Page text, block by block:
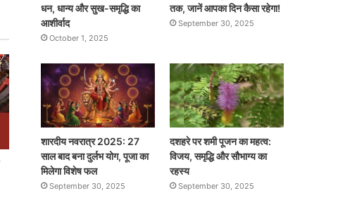
धन, धान्य और सुख-समृद्धि का
आशीर्वाद
October 1, 2025
तक, जानें आपका दिन कैसा रहेगा!
September 30, 2025
शारदीय नवरात्र 2025: 27
साल बाद बना दुर्लभ योग, पूजा का
मिलेगा विशेष फल
September 30, 2025
दशहरे पर शमी पूजन का महत्व:
विजय, समृद्धि और सौभाग्य का
रहस्य
September 30, 2025